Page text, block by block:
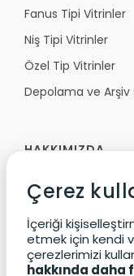
Fanus Tipi Vitrinler
Niş Tipi Vitrinler
Özel Tip Vitrinler
Depolama ve Arşiv
HAKKIMIZDA
Fibula
Vizyon ve Değerler
Ürün Geliştirme
Çevre ve Güvenlik
Çerez
İçeriği
etmek için kendi
çerezlerimizi
hakkında daha